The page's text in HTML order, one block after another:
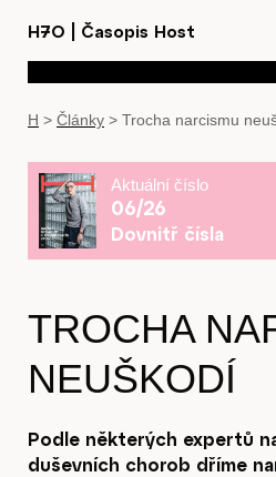
H7O Časopis Host
H > Články > Trocha narcismu
Aktuální číslo
06/26
Dovnitř čísla
TROCHA
NEUŠKODÍ
Podle některých expertů
duševních chorob dříme